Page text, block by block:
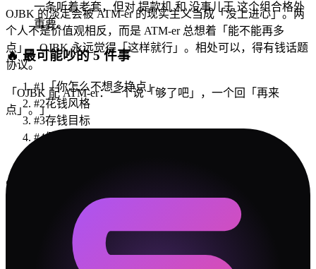
一条听着老套，但对 提款机 和 没事儿王 这个组合格外
重要。
🔥最可能吵的 5 件事
#1 「你怎么不想多挣点」
#2花钱风格
#3存钱目标
#4假期选远的还是近的
💝
一起做财务规划
去性价比高的小店
OJBK 的淡定会被 ATM-er 的现实主义当成「没上进心」。两
个人不是价值观相反，而是 ATM-er 总想着「能不能再多
点」，OJBK 永远觉得「这样就行」。相处可以，得有钱话题
协议。
「 OJBK 配 ATM-er：一个说「够了吧」，一个回「再来
点」。」